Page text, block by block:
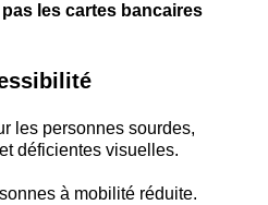
les cartes bancaires
les personnes sourdes,
déficientes visuelles.
à mobilité réduite.